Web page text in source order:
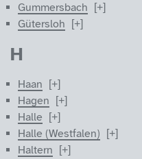
Gummersbach
Gütersloh
H
Haan
Hagen
Halle
Halle (Westfalen)
Haltern